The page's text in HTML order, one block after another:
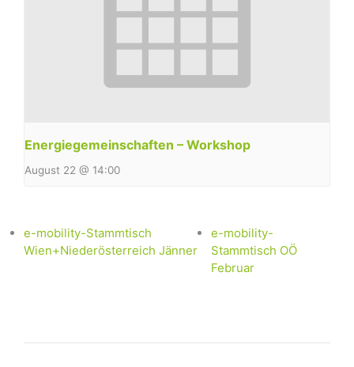
Energiegemeinschaften – Workshop
August 22 @ 14:00
e-mobility-Stammtisch
Wien+Niederösterreich Jänner
e-mobility-
Stammtisch OÖ
Februar